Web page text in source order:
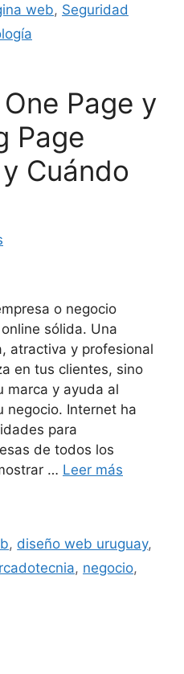
web, Seguridad
Page y
Page
Cuándo
o negocio
sólida. Una
atractiva y profesional
en tus clientes, sino
marca y ayuda al
negocio. Internet ha
para
de todos los
… Leer más
, diseño web uruguay,
, negocio,